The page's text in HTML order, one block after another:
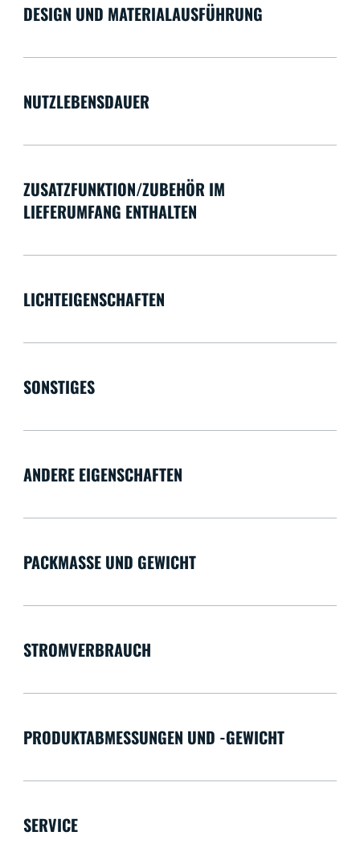
DESIGN UND MATERIALAUSFÜHRUNG
NUTZLEBENSDAUER
ZUSATZFUNKTION/ZUBEHÖR IM
LIEFERUMFANG ENTHALTEN
LICHTEIGENSCHAFTEN
SONSTIGES
ANDERE EIGENSCHAFTEN
PACKMASSE UND GEWICHT
STROMVERBRAUCH
PRODUKTABMESSUNGEN UND -GEWICHT
SERVICE